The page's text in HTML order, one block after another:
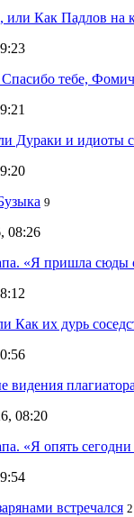
Как Падлов на
тебе, Фомич
Дураки и идиоты
9
08:26
«Я пришла сюды
Как их дурь
плагиатора
08:20
«Я опять сегодни
встречался